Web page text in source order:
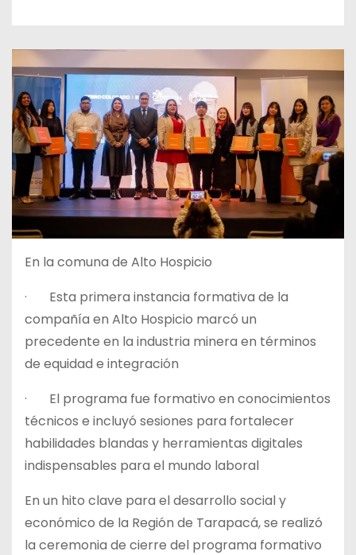
En la comuna de Alto Hospicio
· Esta primera instancia formativa de la
compañía en Alto Hospicio marcó un
precedente en la industria minera en términos
de equidad e integración
· El programa fue formativo en conocimientos
técnicos e incluyó sesiones para fortalecer
habilidades blandas y herramientas digitales
indispensables para el mundo laboral
En un hito clave para el desarrollo social y
económico de la Región de Tarapacá, se realizó
la ceremonia de cierre del programa formativo